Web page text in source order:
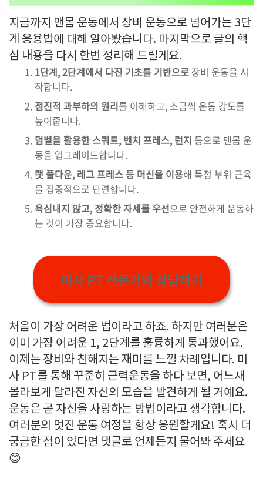
지금까지 맨몸 운동에서 장비 운동으로 넘어가는 3단
계 응용법에 대해 알아봤습니다. 마지막으로 글의 핵
심 내용을 다시 한번 정리해 드릴게요.
1단계, 2단계에서 다진 기초를 기반으로 장비 운동을 시
작합니다.
점진적 과부하의 원리를 이해하고, 조금씩 운동 강도를
높여줍니다.
덤벨을 활용한 스쿼트, 벤치 프레스, 런지 등으로 맨몸 운
동을 업그레이드합니다.
랫 풀다운, 레그 프레스 등 머신을 이용해 특정 부위 근육
을 집중적으로 단련합니다.
욕심내지 않고, 정확한 자세를 우선으로 안전하게 운동하
는 것이 가장 중요합니다.
미사 PT 전문가와 상담하기
처음이 가장 어려운 법이라고 하죠. 하지만 여러분은
이미 가장 어려운 1, 2단계를 훌륭하게 통과했어요.
이제는 장비와 친해지는 재미를 느낄 차례입니다. 미
사 PT를 통해 꾸준히 근력운동을 하다 보면, 어느새
몰라보게 달라진 자신의 모습을 발견하게 될 거예요.
운동은 곧 자신을 사랑하는 방법이라고 생각합니다.
여러분의 멋진 운동 여정을 항상 응원할게요! 혹시 더
궁금한 점이 있다면 댓글로 언제든지 물어봐 주세요
😊